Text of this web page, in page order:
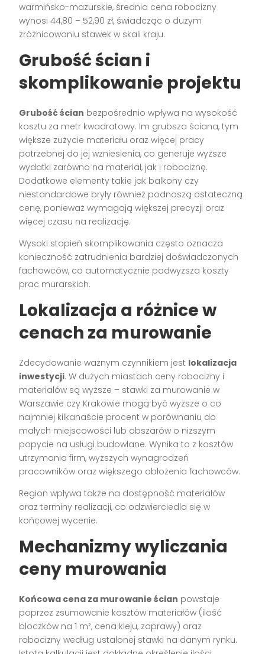
warmińsko-mazurskie, średnia cena robocizny
wynosi 44,80 – 52,90 zł, świadcząc o dużym
zróżnicowaniu stawek w skali kraju.
Grubość ścian i
skomplikowanie projektu
Grubość ścian bezpośrednio wpływa na wysokość
kosztu za metr kwadratowy. Im grubsza ściana, tym
większe zużycie materiału oraz więcej pracy
potrzebnej do jej wzniesienia, co generuje wyższe
wydatki zarówno na materiał, jak i robociznę.
Dodatkowe elementy takie jak balkony czy
niestandardowe bryły również podnoszą ostateczną
cenę, ponieważ wymagają większej precyzji oraz
więcej czasu na realizację.
Wysoki stopień skomplikowania często oznacza
konieczność zatrudnienia bardziej doświadczonych
fachowców, co automatycznie podwyższa koszty
prac murarskich.
Lokalizacja a różnice w
cenach za murowanie
Zdecydowanie ważnym czynnikiem jest lokalizacja
inwestycji. W dużych miastach ceny robocizny i
materiałów są wyższe – stawki za murowanie w
Warszawie czy Krakowie mogą być wyższe o co
najmniej kilkanaście procent w porównaniu do
małych miejscowości lub obszarów o niższym
popycie na usługi budowlane. Wynika to z kosztów
utrzymania firm, wyższych wynagrodzeń
pracowników oraz większego obłożenia fachowców.
Region wpływa także na dostępność materiałów
oraz terminy realizacji, co odzwierciedla się w
końcowej wycenie.
Mechanizmy wyliczania
ceny murowania
Końcowa cena za murowanie ścian powstaje
poprzez zsumowanie kosztów materiałów (ilość
bloczków na 1 m², cena kleju, zaprawy) oraz
robocizny według ustalonej stawki na danym rynku.